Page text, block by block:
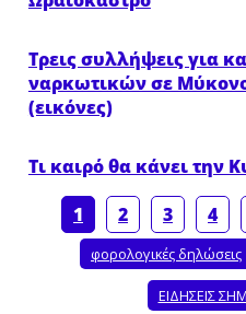
Τρεις συλλήψεις για
ναρκωτικών σε
(εικόνες)
Τι καιρό θα κάνει την
1
2 3 4
φορολογικές δηλώσεις
ΕΙΔΗΣΕΙΣ